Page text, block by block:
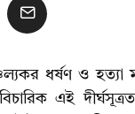
ধর্ষণ ও হত্যা
এই